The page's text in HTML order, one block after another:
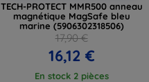
TECH-PROTECT MMR500 anneau
magnétique MagSafe bleu
marine (5906302318506)
17,90 €
16,12 €
En stock 2 pièces